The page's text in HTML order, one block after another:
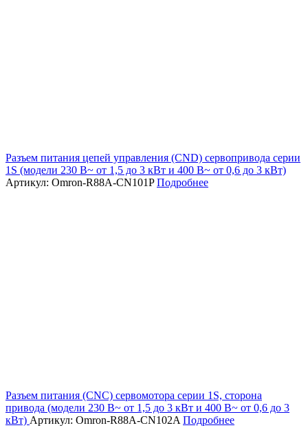
Разъем питания цепей управления (CND) сервопривода серии
1S (модели 230 В~ от 1,5 до 3 кВт и 400 В~ от 0,6 до 3 кВт)
Артикул: Omron-R88A-CN101PПодробнее
Разъем питания (CNC) сервомотора серии 1S, сторона
привода (модели 230 В~ от 1,5 до 3 кВт и 400 В~ от 0,6 до 3
кВт) Артикул: Omron-R88A-CN102A Подробнее